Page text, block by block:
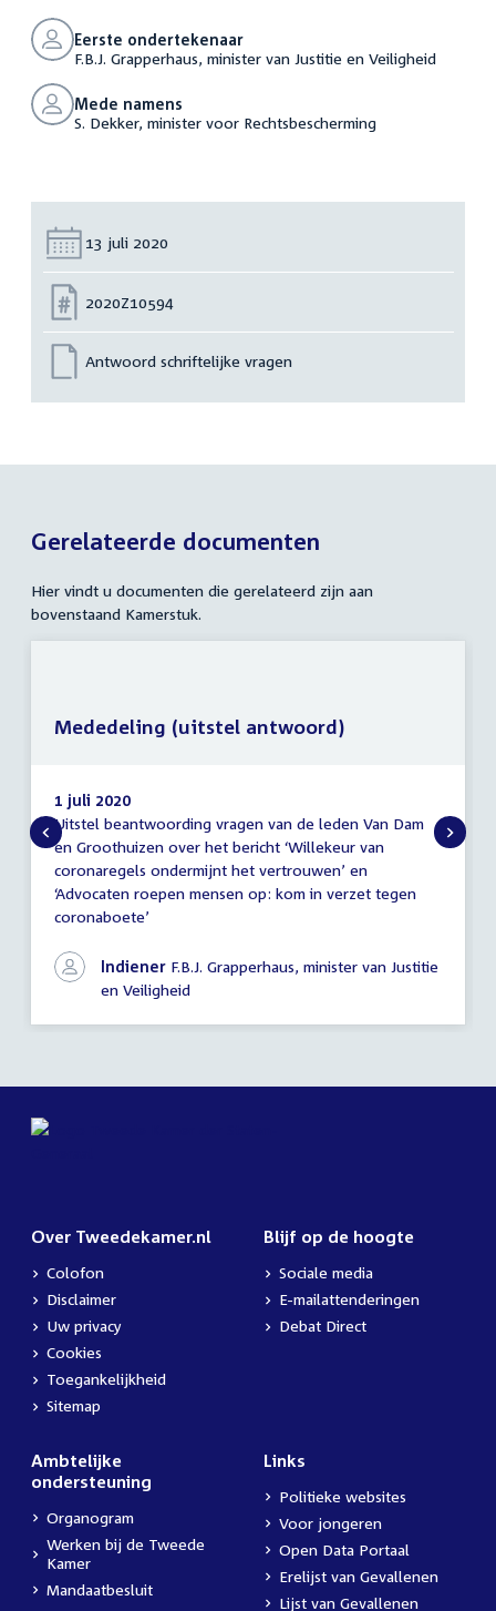
Eerste ondertekenaar
F.B.J. Grapperhaus, minister van Justitie en Veiligheid
Mede namens
S. Dekker, minister voor Rechtsbescherming
Datum:
13 juli 2020
Nummer:
2020Z10594
Antwoord schriftelijke vragen
Gerelateerde documenten
Hier vindt u documenten die gerelateerd zijn aan
bovenstaand Kamerstuk.
Mededeling
(uitstel
antwoord)
1 juli 2020
Uitstel beantwoording vragen van de leden Van Dam
en Groothuizen over het bericht ‘Willekeur van
coronaregels ondermijnt het vertrouwen’ en
‘Advocaten roepen mensen op: kom in verzet tegen
coronaboete’
Indiener F.B.J. Grapperhaus, minister van Justitie
en Veiligheid
Mededeling (uitstel antwoord)
Over Tweedekamer.nl
Colofon
Disclaimer
Uw privacy
Cookies
Toegankelijkheid
Sitemap
Blijf op de hoogte
Sociale media
E-mailattenderingen
Debat Direct
Ambtelijke
ondersteuning
Organogram
Werken bij de Tweede
Kamer
Mandaatbesluit
Links
Politieke websites
Voor jongeren
Open Data Portaal
Erelijst van Gevallenen
Lijst van Gevallenen